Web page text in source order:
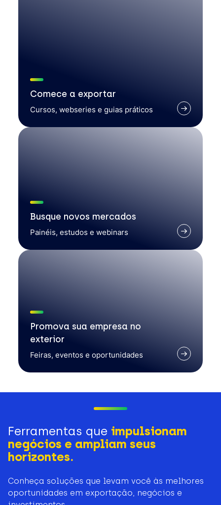
Comece a exportar
Cursos, webseries e guias práticos
Busque novos mercados
Painéis, estudos e webinars
Promova sua empresa no
exterior
Feiras, eventos e oportunidades
Ferramentas que impulsionam
negócios e ampliam seus
horizontes.
Conheça soluções que levam você às melhores
oportunidades em exportação, negócios e